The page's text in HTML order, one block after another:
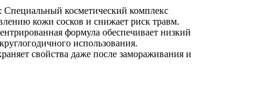
: Специальный косметический комплекс
кожи сосков и снижает риск травм.
формула обеспечивает низкий
использования.
свойства даже после замораживания и